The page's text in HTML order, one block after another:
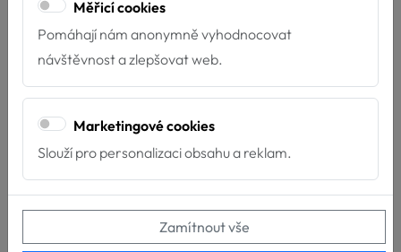
Stáří psa/feny
Měřicí cookies
Pomáhají nám anonymně vyhodnocovat
návštěvnost a zlepšovat web.
Marketingové cookies
Slouží pro personalizaci obsahu a reklam.
Zamítnout vše